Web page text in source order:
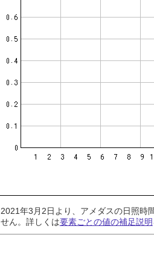
2021年3月2日より、アメダスの日照時
せん。詳しくは要素ごとの値の補足説明